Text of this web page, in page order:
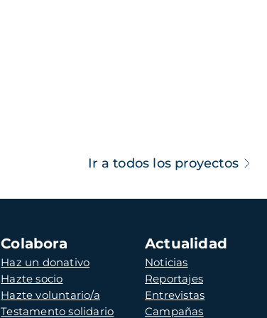
Ir a todos los proyectos
Colabora
Haz un donativo
Hazte socio
Hazte voluntario/a
Testamento solidario
Actualidad
Noticias
Reportajes
Entrevistas
Campañas